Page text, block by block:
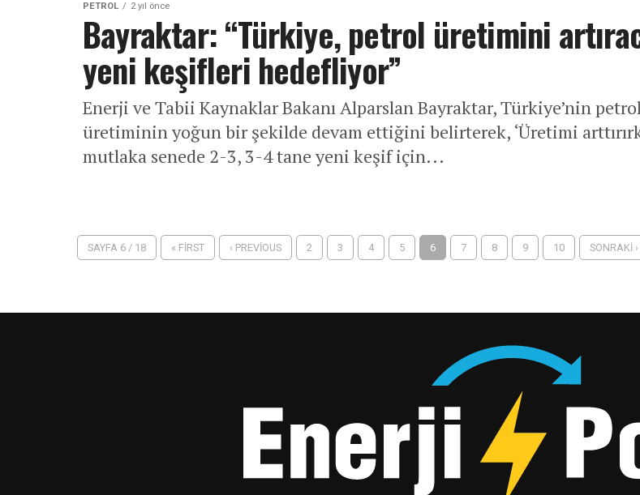
PETROL 2 yıl önce
Bayraktar: “Türkiye, petrol üretimini
yeni keşifleri hedefliyor”
Enerji ve Tabii Kaynaklar Bakanı Alparslan Bayraktar, Türkiye’nin
üretiminin yoğun bir şekilde devam ettiğini belirterek, ‘Üretimi
mutlaka senede 2-3, 3-4 tane yeni keşif için...
SAYFA 6 / 18 « FIRST ‹ PREVIOUS 2 3 4 5 6 7 8 9 10 SONRAKI ›